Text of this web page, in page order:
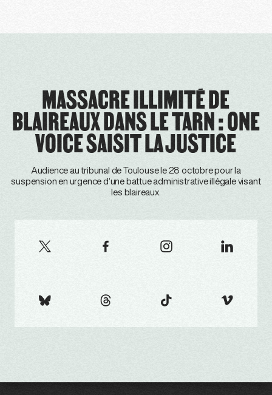
MASSACRE ILLIMITÉ DE
BLAIREAUX DANS LE TARN : ONE
VOICE SAISIT LA JUSTICE
Audience au tribunal de Toulouse le 28 octobre pour la
suspension en urgence d’une battue administrative illégale visant
les blaireaux.